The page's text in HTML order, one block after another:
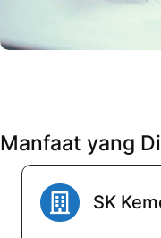
Manfaat yang
SK